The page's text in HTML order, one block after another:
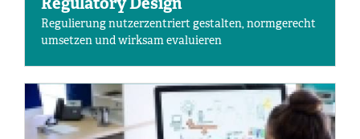
Regulatory Design
Regulierung nutzerzentriert gestalten, normgerecht
umsetzen und wirksam evaluieren